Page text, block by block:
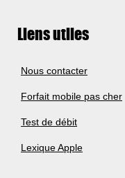
Liens utiles
Nous contacter
Forfait mobile pas cher
Test de débit
Lexique Apple